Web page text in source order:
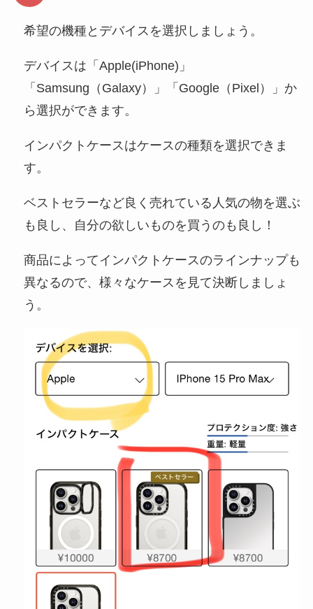
希望の機種とデバイスを選択しましょう。
デバイスは「Apple(iPhone)」
「Samsung（Galaxy）」「Google（Pixel）」か
ら選択ができます。
インパクトケースはケースの種類を選択できま
す。
ベストセラーなど良く売れている人気の物を選ぶ
も良し、自分の欲しいものを買うのも良し！
商品によってインパクトケースのラインナップも
異なるので、様々なケースを見て決断しましょ
う。